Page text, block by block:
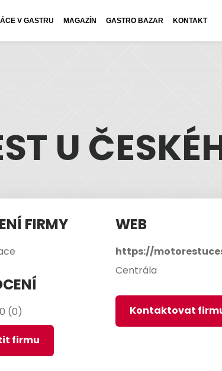
V GASTRU MAGAZÍN GASTRO BAZAR KONTAKT
U
FIRMY
0 (0)
firmu
WEB
https://
Centrála
Kontaktovat